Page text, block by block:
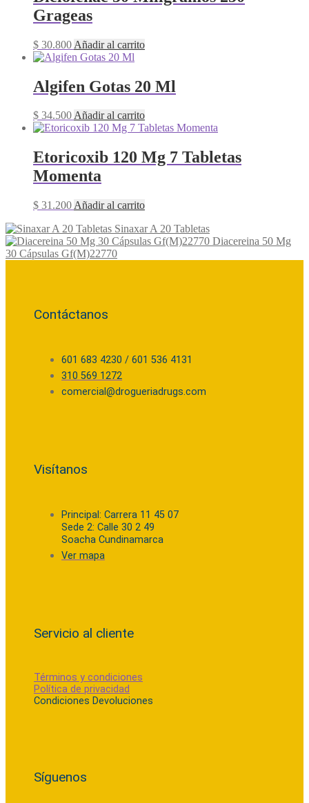
Grageas
$ 30.800 Añadir al carrito
Algifen Gotas 20 Ml
$ 34.500Añadir al carrito
Etoricoxib 120 Mg 7 Tabletas
Momenta
$ 31.200 Añadir al carrito
Sinaxar A 20 Tabletas
Diacereina 50 Mg
30 Cápsulas Gf(M)22770
Contáctanos
601 683 4230 / 601 536 4131
310 569 1272
comercial@drogueriadrugs.com
Visítanos
Principal: Carrera 11 45 07
Sede 2: Calle 30 2 49
Soacha Cundinamarca
Ver mapa
Servicio al cliente
Términos y condiciones
Política de privacidad
Condiciones Devoluciones
Síguenos